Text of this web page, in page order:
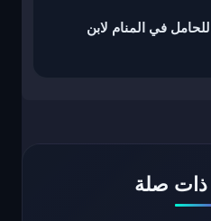
في المنام لابن
ذات صلة